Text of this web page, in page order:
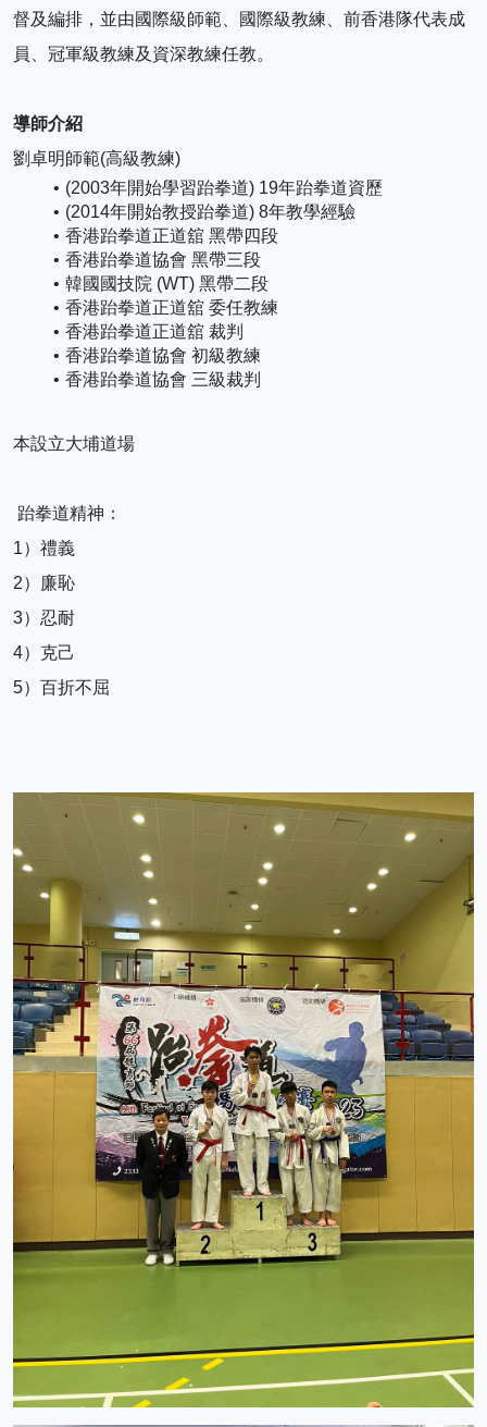
督及編排，並由國際級師範、國際級教練、前香港隊代表成
員、冠軍級教練及資深教練任教。
導師介紹
劉卓明師範(高級教練)
(2003年開始學習跆拳道) 19年跆拳道資歷
(2014年開始教授跆拳道) 8年教學經驗
香港跆拳道正道舘 黑帶四段
香港跆拳道協會 黑帶三段
韓國國技院 (WT) 黑帶二段
香港跆拳道正道舘 委任教練
香港跆拳道正道舘 裁判
香港跆拳道協會 初級教練
香港跆拳道協會 三級裁判
本設立大埔道場
跆拳道精神：
1）禮義
2）廉恥
3）忍耐
4）克己
5）百折不屈